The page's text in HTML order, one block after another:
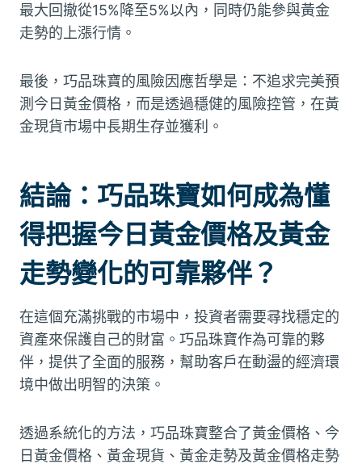
最大回撤從15%降至5%以內，同時仍能參與黃金
走勢的上漲行情。
最後，巧品珠寶的風險因應哲學是：不追求完美預
測今日黃金價格，而是透過穩健的風險控管，在黃
金現貨市場中長期生存並獲利。
結論：巧品珠寶如何成為懂
得把握今日黃金價格及黃金
走勢變化的可靠夥伴？
在這個充滿挑戰的市場中，投資者需要尋找穩定的
資產來保護自己的財富。巧品珠寶作為可靠的夥
伴，提供了全面的服務，幫助客戶在動盪的經濟環
境中做出明智的決策。
透過系統化的方法，巧品珠寶整合了黃金價格、今
日黃金價格、黃金現貨、黃金走勢及黃金價格走勢